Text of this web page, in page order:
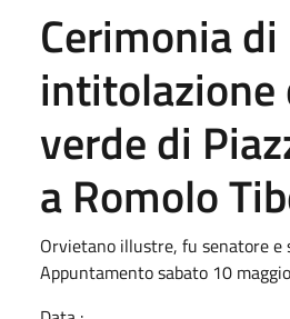
Cerimonia di
intitolazione
verde di
a Romolo
Orvietano illustre, fu senatore e
Appuntamento sabato 10